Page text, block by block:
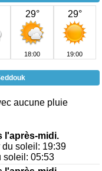
29°
18:00
29°
19:00
aucune pluie
l'après-midi.
du soleil: 19:39
soleil: 05:53